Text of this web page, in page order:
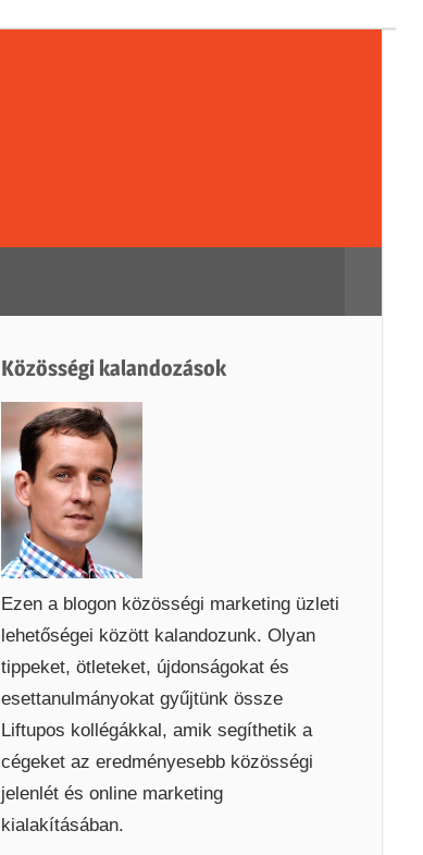
Közösségi kalandozások
Ezen a blogon közösségi marketing üzleti
lehetőségei között kalandozunk. Olyan
tippeket, ötleteket, újdonságokat és
esettanulmányokat gyűjtünk össze
Liftupos kollégákkal, amik segíthetik a
cégeket az eredményesebb közösségi
jelenlét és online marketing
kialakításában.